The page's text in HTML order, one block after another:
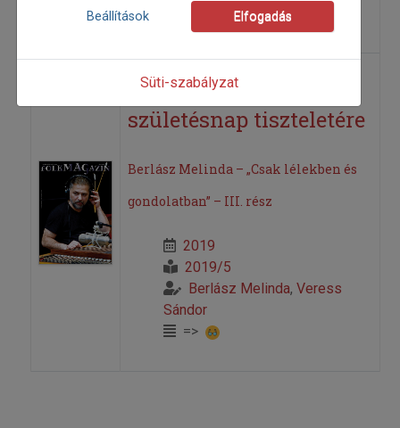
Veress Sándor – A 75.
születésnap tiszteletére
Berlász Melinda – „Csak lélekben és
gondolatban” – III. rész
2019
2019/5
Berlász Melinda, Veress
Sándor
=>
Beállítások Elfogadás
Süti-szabályzat